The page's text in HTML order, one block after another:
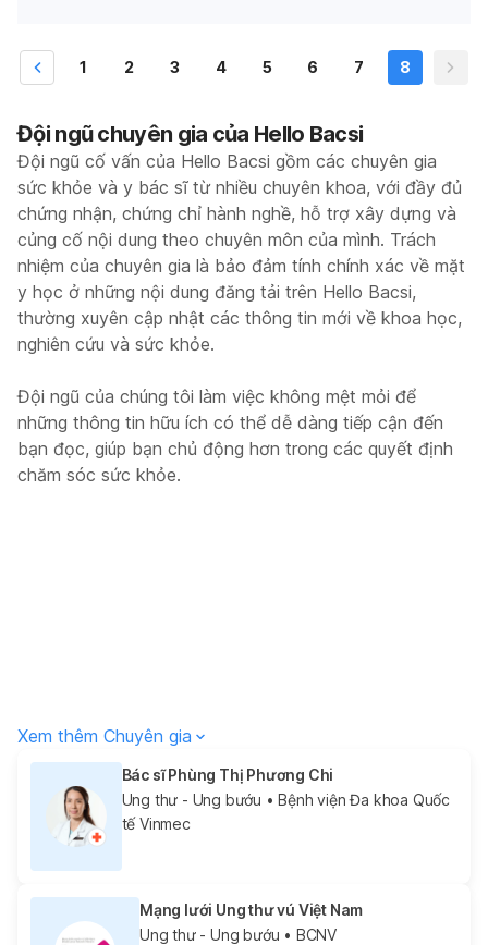
1 2 3 4 5 6 7 8
Đội ngũ chuyên gia của Hello Bacsi
Đội ngũ cố vấn của Hello Bacsi gồm các chuyên gia
sức khỏe và y bác sĩ từ nhiều chuyên khoa, với đầy đủ
chứng nhận, chứng chỉ hành nghề, hỗ trợ xây dựng và
củng cố nội dung theo chuyên môn của mình. Trách
nhiệm của chuyên gia là bảo đảm tính chính xác về mặt
y học ở những nội dung đăng tải trên Hello Bacsi,
thường xuyên cập nhật các thông tin mới về khoa học,
nghiên cứu và sức khỏe.
Đội ngũ của chúng tôi làm việc không mệt mỏi để
những thông tin hữu ích có thể dễ dàng tiếp cận đến
bạn đọc, giúp bạn chủ động hơn trong các quyết định
chăm sóc sức khỏe.
Xem thêm Chuyên gia
Bác sĩ Phùng Thị Phương Chi
Ung thư - Ung bướu • Bệnh viện Đa khoa Quốc
tế Vinmec
Mạng lưới Ung thư vú Việt Nam
Ung thư - Ung bướu • BCNV